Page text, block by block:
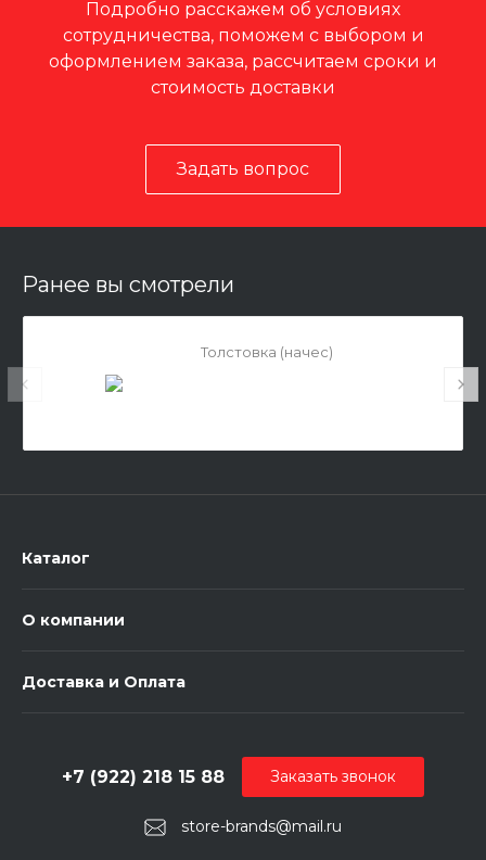
Подробно расскажем об условиях
сотрудничества, поможем с выбором и
оформлением заказа, рассчитаем сроки и
стоимость доставки
Задать вопрос
Ранее вы смотрели
Толстовка (начес)
Каталог
О компании
Доставка и Оплата
store-brands@mail.ru
+7 (922) 218 15 88 Заказать звонок